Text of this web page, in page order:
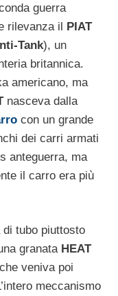
guerra
rilevanza il PIAT
Tank), un
britannica.
americano, ma
nasceva dalla
con un grande
dei carri armati
anteguerra, ma
il carro era più
di tubo piuttosto
granata HEAT
veniva poi
meccanismo